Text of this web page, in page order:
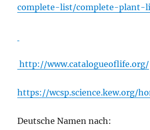
complete-list/complete-plant-
http://www.catalogueoflife.org/
https://wcsp.science.kew.org/
Deutsche Namen nach: